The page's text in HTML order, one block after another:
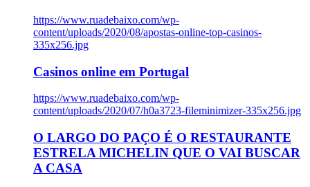
https://www.ruadebaixo.com/wp-
content/uploads/2020/08/apostas-online-top-casinos-
335x256.jpg
Casinos online em Portugal
https://www.ruadebaixo.com/wp-
content/uploads/2020/07/h0a3723-fileminimizer-335x256.jpg
O LARGO DO PAÇO É O RESTAURANTE
ESTRELA MICHELIN QUE O VAI BUSCAR
A CASA